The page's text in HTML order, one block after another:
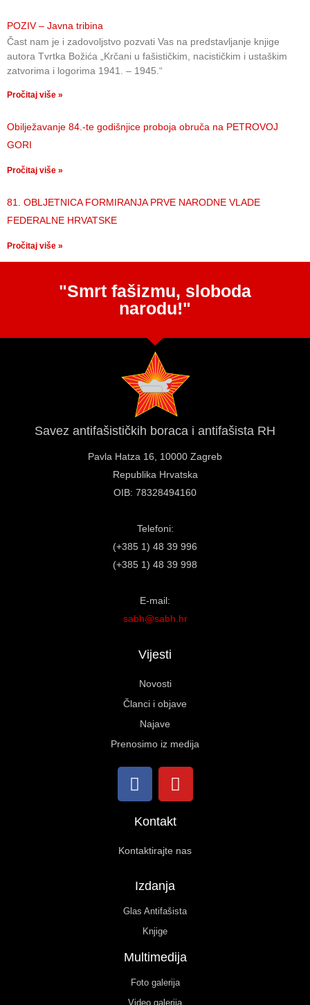
POZIV – Javna tribina
Čast nam je i zadovoljstvo pozvati Vas na predstavljanje knjige
autora Tvrtka Božića „Krčani u fašističkim, nacističkim i ustaškim
zatvorima i logorima 1941. – 1945.“
Pročitaj više »
Obilježavanje 84.-te godišnjice proboja obruča na PETROVOJ
GORI
Pročitaj više »
81. OBLJETNICA FORMIRANJA PRVE NARODNE VLADE
FEDERALNE HRVATSKE
Pročitaj više »
"Smrt fašizmu, sloboda
narodu!"
Savez antifašističkih boraca i antifašista RH
Pavla Hatza 16, 10000 Zagreb
Republika Hrvatska
OIB: 78328494160
Telefoni:
(+385 1) 48 39 996
(+385 1) 48 39 998
E-mail:
sabh@sabh.hr
Vijesti
Novosti
Članci i objave
Najave
Prenosimo iz medija
Kontakt
Kontaktirajte nas
Izdanja
Glas Antifašista
Knjige
Multimedija
Foto galerija
Video galerija